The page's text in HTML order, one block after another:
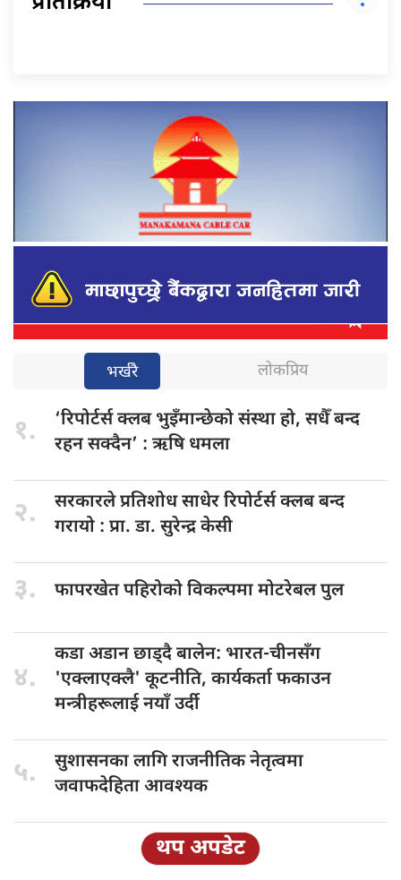
भर्खरै लोकप्रिय
१. ‘रिपोर्टर्स क्लबभुइँमान्छेको संस्था हो, सधैँ बन्द
रहन सक्दैन’ : ऋषि धमला
२. सरकारले प्रतिशोधसाधेर रिपोर्टर्स क्लब बन्द
गरायो : प्रा. डा. सुरेन्द्र केसी
३. फापरखेत पहिरोकोविकल्पमा मोटरेबल पुल
४.
कडा अडानछाड्दै बालेन: भारत-चीनसँग
'एक्लाएक्लै' कूटनीति, कार्यकर्ता फकाउन
मन्त्रीहरूलाई नयाँ उर्दी
५. सुशासनका लागिराजनीतिक नेतृत्वमा
जवाफदेहिता आवश्यक
थप अपडेट